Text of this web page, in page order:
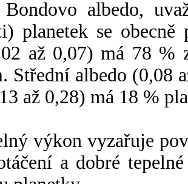
albedo,
planetek se
až 0,07) má 78 %
Střední albedo (0,08
až 0,28) má 18 %
výkon vyzařuje
a dobré